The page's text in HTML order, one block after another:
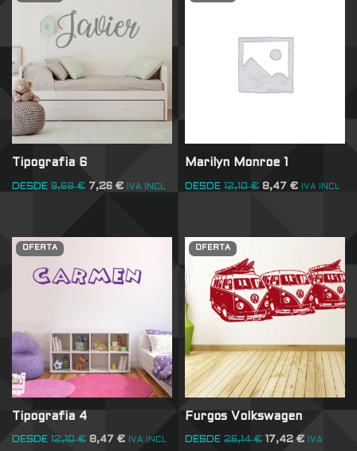
Tipografia 6
DESDE 9,68€ 7,26 € IVA INCL
Marilyn Monroe 1
DESDE 12,10€ 8,47€ IVA INCL
OFERTA
Tipografia 4
DESDE 12,10€ 8,47 € IVA INCL
OFERTA
Furgos Volkswagen
DESDE 26,14€ 17,42€ IVA